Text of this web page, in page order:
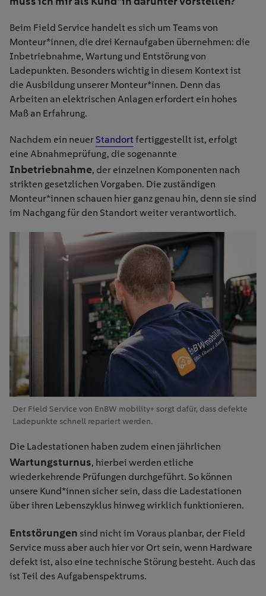
Beim Field Service handelt es sich um Teams von
Monteur*innen, die drei Kernaufgaben übernehmen: die
Inbetriebnahme, Wartung und Entstörung von
Ladepunkten. Besonders wichtig in diesem Kontext ist
die Ausbildung unserer Monteur*innen. Denn das
Arbeiten an elektrischen Anlagen erfordert ein hohes
Maß an Erfahrung.
Nachdem ein neuer Standort fertiggestellt ist, erfolgt
eine Abnahmeprüfung, die sogenannte
Inbetriebnahme, der einzelnen Komponenten nach
strikten gesetzlichen Vorgaben. Die zuständigen
Monteur*innen schauen hier ganz genau hin, denn sie sind
im Nachgang für den Standort weiter verantwortlich.
Der Field Service von EnBW mobility+ sorgt dafür, dass defekte
Ladepunkte schnell repariert werden.
Die Ladestationen haben zudem einen jährlichen
Wartungsturnus, hierbei werden etliche
wiederkehrende Prüfungen durchgeführt. So können
unsere Kund*innen sicher sein, dass die Ladestationen
über ihren Lebenszyklus hinweg wirklich funktionieren.
Entstörungen sind nicht im Voraus planbar, der Field
Service muss aber auch hier vor Ort sein, wenn Hardware
defekt ist, also eine technische Störung besteht. Auch das
ist Teil des Aufgabenspektrums.